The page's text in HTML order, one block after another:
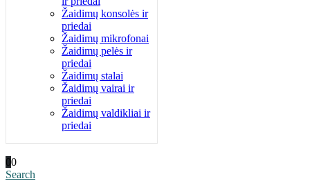
Žaidimų konsolės ir
priedai
Žaidimų mikrofonai
Žaidimų pelės ir
priedai
Žaidimų stalai
Žaidimų vairai ir
priedai
Žaidimų valdikliai ir
priedai
00
Search